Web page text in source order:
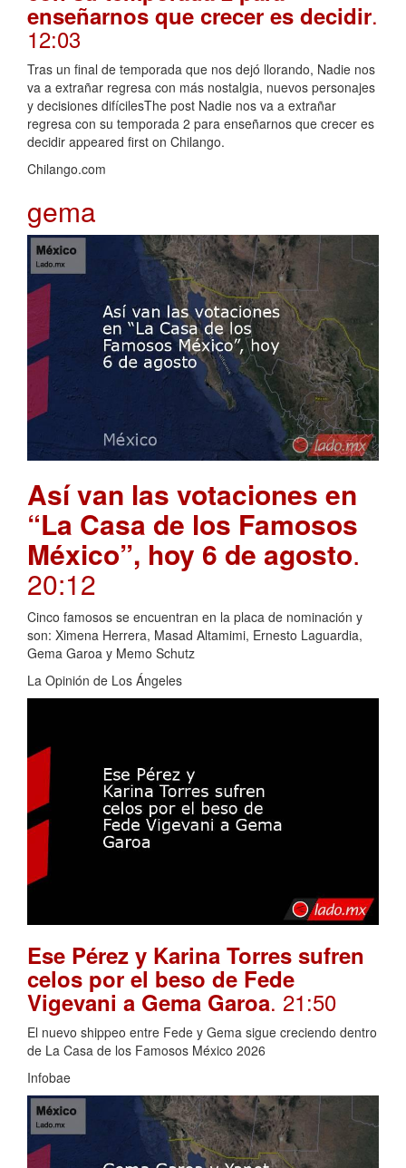
enseñarnos que crecer es decidir.
12:03
Tras un final de temporada que nos dejó llorando, Nadie nos
va a extrañar regresa con más nostalgia, nuevos personajes
y decisiones difícilesThe post Nadie nos va a extrañar
regresa con su temporada 2 para enseñarnos que crecer es
decidir appeared first on Chilango.
Chilango.com
gema
Así van las votaciones en
“La Casa de los Famosos
México”, hoy 6 de agosto.
20:12
Cinco famosos se encuentran en la placa de nominación y
son: Ximena Herrera, Masad Altamimi, Ernesto Laguardia,
Gema Garoa y Memo Schutz
La Opinión de Los Ángeles
Ese Pérez y Karina Torres sufren
celos por el beso de Fede
Vigevani a Gema Garoa. 21:50
El nuevo shippeo entre Fede y Gema sigue creciendo dentro
de La Casa de los Famosos México 2026
Infobae